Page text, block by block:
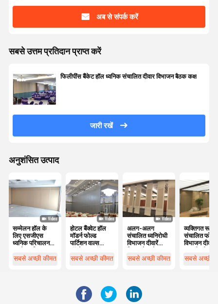
अब से संपर्क करें
सबसे उत्तम प्रतिदान प्राप्त करें
फिलीपींस बैंकेट हॉल ध्वनिक संचालित दीवार विभाजन बैठक कक्ष
जारी रखें
अनुशंसित उत्पाद
सम्मेलन हॉल के
लिए एसजीएस
ध्वनिक परिचालन
सबसे अच्छी कीमत
होटल बैंक्वेट हॉल
मॉडर्न फोल्ड
पार्टिशन वाल्स
सिस्टम्स
सबसे अच्छी कीमत
अलग-अलग
संचालित ध्वनिरोधी
विभाजन दीवारें
विभाजन की दीवार
सबसे अच्छी कीमत
व्यक्तिगत रूप से
संचालित
विभाजन दीवार
विभाजन
सबसे अच्छी